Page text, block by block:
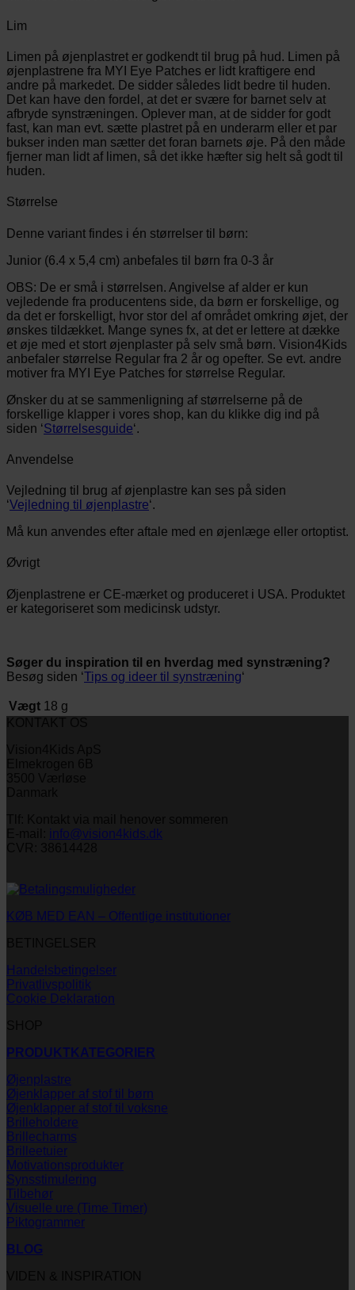
Lim
Limen på øjenplastret er godkendt til brug på hud. Limen på
øjenplastrene fra MYI Eye Patches er lidt kraftigere end
andre på markedet. De sidder således lidt bedre til huden.
Det kan have den fordel, at det er svære for barnet selv at
afbryde synstræningen. Oplever man, at de sidder for godt
fast, kan man evt. sætte plastret på en underarm eller et par
bukser inden man sætter det foran barnets øje. På den måde
fjerner man lidt af limen, så det ikke hæfter sig helt så godt til
huden.
Størrelse
Denne variant findes i én størrelser til børn:
Junior (6.4 x 5,4 cm) anbefales til børn fra 0-3 år
OBS: De er små i størrelsen. Angivelse af alder er kun
vejledende fra producentens side, da børn er forskellige, og
da det er forskelligt, hvor stor del af området omkring øjet, der
ønskes tildækket. Mange synes fx, at det er lettere at dække
et øje med et stort øjenplaster på selv små børn. Vision4Kids
anbefaler størrelse Regular fra 2 år og opefter. Se evt. andre
motiver fra MYI Eye Patches for størrelse Regular.
Ønsker du at se sammenligning af størrelserne på de
forskellige klapper i vores shop, kan du klikke dig ind på
siden ‘Størrelsesguide‘.
Anvendelse
Vejledning til brug af øjenplastre kan ses på siden
‘Vejledning til øjenplastre‘.
Må kun anvendes efter aftale med en øjenlæge eller ortoptist.
Øvrigt
Øjenplastrene er CE-mærket og produceret i USA. Produktet
er kategoriseret som medicinsk udstyr.
Søger du inspiration til en hverdag med synstræning?
Besøg siden ‘Tips og ideer til synstræning‘
Vægt 18 g
info@vision4kids.dk
KØB MED EAN – Offentlige institutioner
Handelsbetingelser
Privatlivspolitik
Cookie Deklaration
PRODUKTKATEGORIER
Øjenplastre
Øjenklapper af stof til børn
Øjenklapper af stof til voksne
Brilleholdere
Brillecharms
Brilleetuier
Motivationsprodukter
Synsstimulering
Tilbehør
Visuelle ure (Time Timer)
Piktogrammer
BLOG